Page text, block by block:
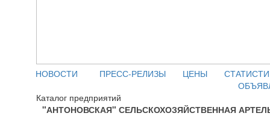
НОВОСТИ ПРЕСС-РЕЛИЗЫ ЦЕНЫ
Каталог предприятий
"АНТОНОВСКАЯ" СЕЛЬСКОХОЗЯЙСТВЕННАЯ